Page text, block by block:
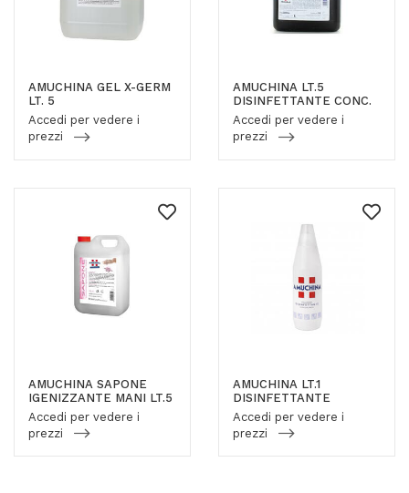
AMUCHINA GEL X-GERM
LT. 5
Accedi per vedere i
prezzi
AMUCHINA LT.5
DISINFETTANTE CONC.
Accedi per vedere i
prezzi
AMUCHINA SAPONE
IGENIZZANTE MANI LT.5
Accedi per vedere i
prezzi
AMUCHINA LT.1
DISINFETTANTE
Accedi per vedere i
prezzi